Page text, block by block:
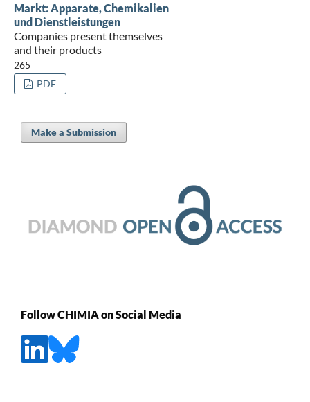
Markt: Apparate, Chemikalien
und Dienstleistungen
Companies present themselves
and their products
265
PDF
Make a Submission
Follow CHIMIA on Social Media